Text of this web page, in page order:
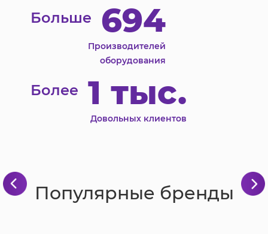
Больше 694
Производителей
оборудования
Более 1 тыс.
Довольных клиентов
Популярные бренды